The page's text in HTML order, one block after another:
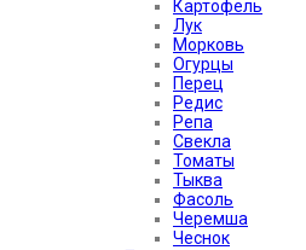
Картофель
Лук
Морковь
Огурцы
Перец
Редис
Репа
Свекла
Томаты
Тыква
Фасоль
Черемша
Чеснок